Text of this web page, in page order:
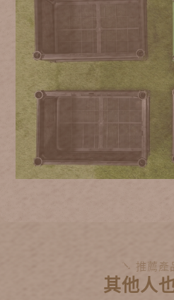
推薦產
其他人